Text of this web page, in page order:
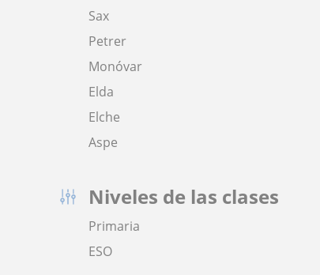
Sax
Petrer
Monóvar
Elda
Elche
Aspe
Niveles de las clases
Primaria
ESO